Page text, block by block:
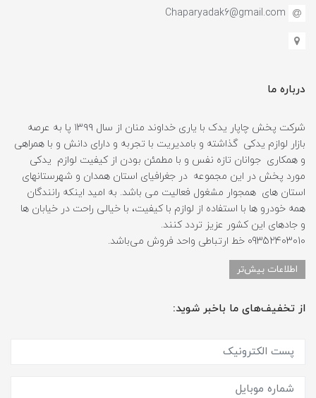
Chaparyadak6@gmail.com
درباره ما
شرکت پخش چاپار یدک با یاری خداوند منان از سال ۱۳۹۹ پا به عرصه
بازار لوازم یدکی گذاشته و بامدیریت با تجربه و دارای دانش و با همراهی
و همکاری جوانان تازه نفس و با مطمئن بودن از کیفیت لوازم یدکی
مورد پخش در این مجموعه در جغرافیای استان همدان و شهرستانهای
استان های همجوار مشغول فعالیت می باشد. به امید اینکه رانندگان
همه خودرو ها با استفاده از لوازم با کیفیت، با خیالی راحت در خیابان ها
و جادهای این کشور عزیز تردد کنند.
09352403010 خط ارتباطی واحد فروش می‌باشد.
اطلاعات بیش‌تر
از تخفیف‌های ما باخبر شوید: